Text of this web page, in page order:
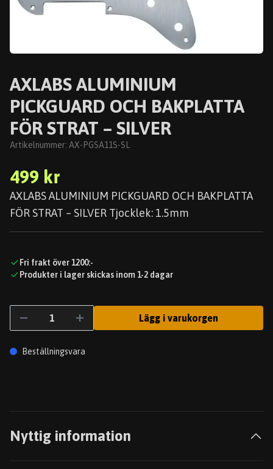
AXLABS ALUMINIUM
PICKGUARD OCH BAKPLATTA
FÖR STRAT – SILVER
Artikelnummer: AX-PGSA11S-SL
499 kr
AXLABS ALUMINIUM PICKGUARD OCH BAKPLATTA
FÖR STRAT – SILVER Tjocklek: 1.5mm
Fri frakt över 1200:-
Produkter i lager skickas inom 1-2 dagar
Lägg i varukorgen
Beställningsvara
Nyttig information